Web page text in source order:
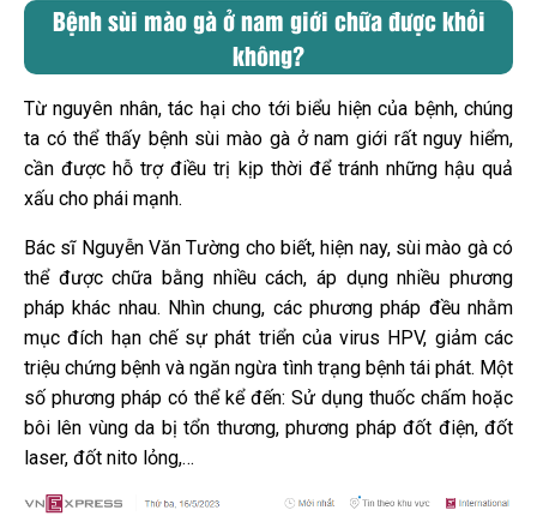
Bệnh sùi mào gà ở nam giới chữa được khỏi
không?
Từ nguyên nhân, tác hại cho tới biểu hiện của bệnh, chúng
ta có thể thấy bệnh sùi mào gà ở nam giới rất nguy hiểm,
cần được hỗ trợ điều trị kịp thời để tránh những hậu quả
xấu cho phái mạnh.
Bác sĩ Nguyễn Văn Tường cho biết, hiện nay, sùi mào gà có
thể được chữa bằng nhiều cách, áp dụng nhiều phương
pháp khác nhau. Nhìn chung, các phương pháp đều nhằm
mục đích hạn chế sự phát triển của virus HPV, giảm các
triệu chứng bệnh và ngăn ngừa tình trạng bệnh tái phát. Một
số phương pháp có thể kể đến: Sử dụng thuốc chấm hoặc
bôi lên vùng da bị tổn thương, phương pháp đốt điện, đốt
laser, đốt nito lỏng,…